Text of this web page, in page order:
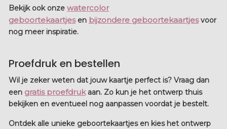
Bekijk ook onze watercolor
geboortekaartjesen bijzondere geboortekaartjesvoor
nog meer inspiratie.
Proefdruk en bestellen
Wil je zeker weten dat jouw kaartje perfect is? Vraag dan
een gratis proefdrukaan. Zo kun je het ontwerp thuis
bekijken en eventueel nog aanpassen voordat je bestelt.
Ontdek alle unieke geboortekaartjes en kies het ontwerp